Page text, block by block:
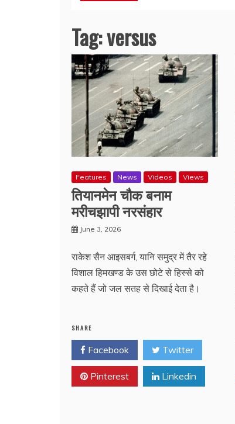
Tag:versus
Features News Videos Views
तियानमेन चौक बनाम
मरीचझापी नरसंहार
June 3, 2026
राकेश सैन आइसबर्ग, यानि समुद्र में तैर रहे
विशाल हिमखण्ड के उस छोटे से हिस्से को
कहते हैं जो जल सतह से दिखाई देता है।
SHARE
Facebook Twitter
Pinterest Linkedin